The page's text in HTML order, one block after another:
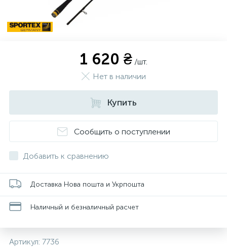
1 620 ₴ /шт.
Нет в наличии
Купить
Сообщить о поступлении
Добавить к сравнению
Доставка Нова пошта и Укрпошта
Наличный и безналичный расчет
Артикул: 7736